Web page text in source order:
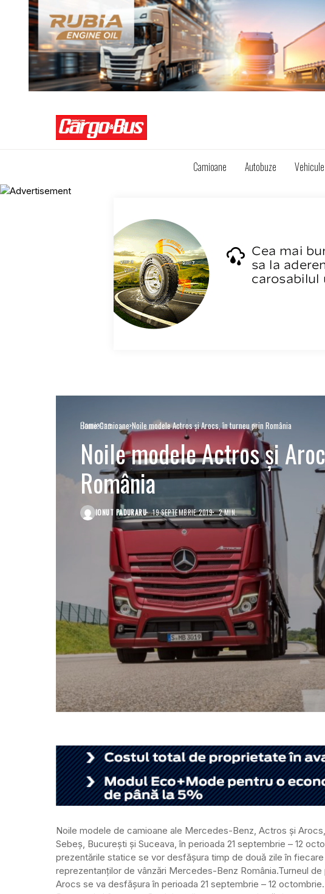
Camioane Autobuze
Home Camioane Noile modele Actros și Arocs, în turneu prin România
Camioane
Noile modele Actros și
România
IONUT PADURARU 19 SEPTEMBRIE 2019 2 MIN.
Noile modele de camioane ale Mercedes-Benz, Actros și
Sebeș, București și Suceava, în perioada 21 septembrie – 12
prezentările statice se vor desfășura timp de două zile în
reprezentanților de vânzări Mercedes-Benz România.Turneul
Arocs se va desfășura în perioada 21 septembrie – 12